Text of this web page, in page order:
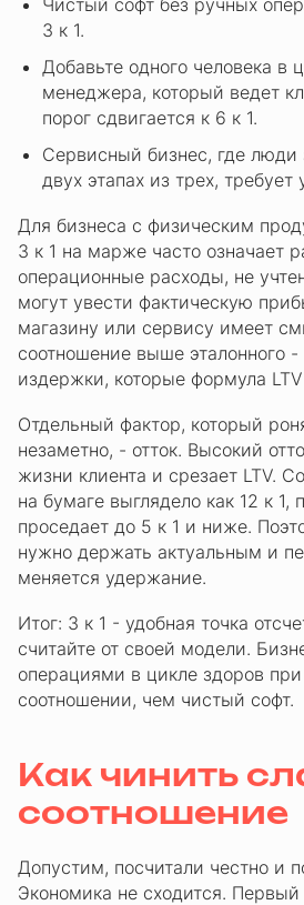
3 к 1.
Добавьте одного человека в
менеджера, который ведет
порог сдвигается к 6 к 1.
Сервисный бизнес, где люди
двух этапах из трех, требует
Для бизнеса с физическим
3 к 1 на марже часто означает
операционные расходы, не
могут увести фактическую
магазину или сервису имеет
соотношение выше эталонного -
издержки, которые формула
Отдельный фактор, который
незаметно, - отток. Высокий
жизни клиента и срезает LTV.
на бумаге выглядело как 12 к 1,
проседает до 5 к 1 и ниже.
нужно держать актуальным и
меняется удержание.
Итог: 3 к 1 - удобная точка
считайте от своей модели.
операциями в цикле здоров
соотношении, чем чистый софт.
Как чинить
соотношение
Допустим, посчитали честно и
Экономика не сходится. Первый